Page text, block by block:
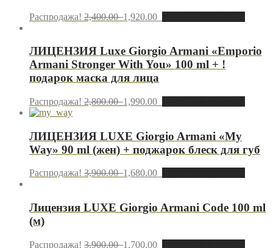
Распродажа! 2,400.001,920.00
ЛИЦЕНЗИЯ Luxe Giorgio Armani «Emporio
Armani Stronger With You» 100 ml + !
подарок маска для лица
Распродажа! 2,800.001,990.00
ЛИЦЕНЗИЯ LUXE Giorgio Armani «My
Way» 90 ml (жен) + поджарок блеск для губ
Распродажа! 3,900.001,680.00
Лицензия LUXE Giorgio Armani Code 100 ml
(м)
Распродажа! 3,900.001,700.00